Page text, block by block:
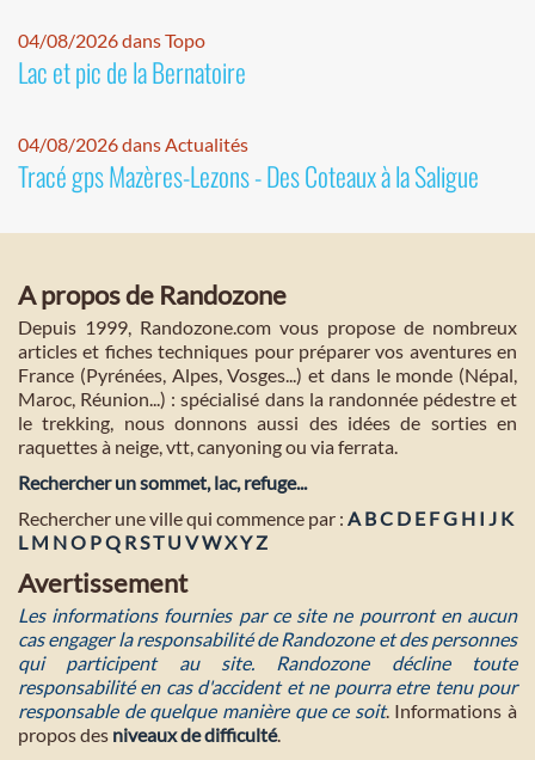
04/08/2026 dans Topo
Lac et pic de la Bernatoire
04/08/2026 dans Actualités
Tracé gps Mazères-Lezons - Des Coteaux à la Saligue
A propos de Randozone
Depuis 1999, Randozone.com vous propose de nombreux
articles et fiches techniques pour préparer vos aventures en
France (Pyrénées, Alpes, Vosges...) et dans le monde (Népal,
Maroc, Réunion...) : spécialisé dans la randonnée pédestre et
le trekking, nous donnons aussi des idées de sorties en
raquettes à neige, vtt, canyoning ou via ferrata.
Rechercher un sommet, lac, refuge...
Rechercher une ville qui commence par : A BC D E FG H I J K
L M NO PQ RST U VWXYZ
Avertissement
Les informations fournies par ce site ne pourront en aucun
cas engager la responsabilité de Randozone et des personnes
qui participent au site. Randozone décline toute
responsabilité en cas d'accident et ne pourra etre tenu pour
responsable de quelque manière que ce soit. Informations à
propos des niveaux de difficulté.